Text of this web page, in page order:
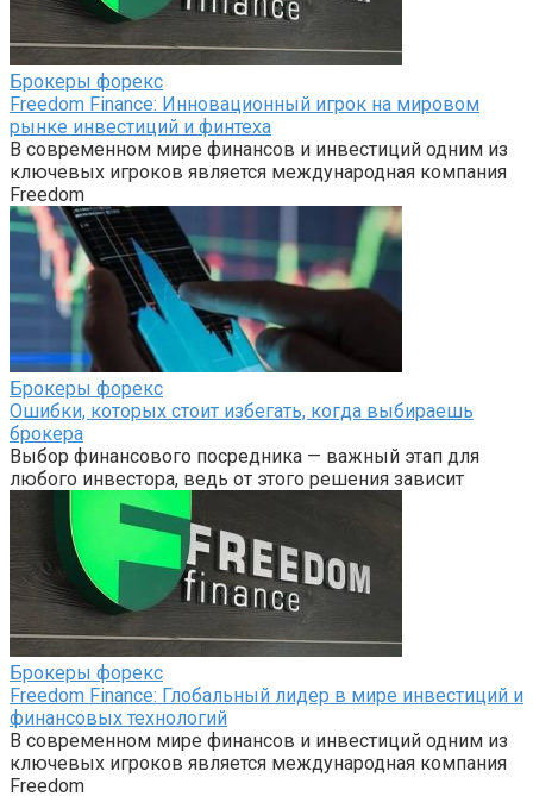
Брокеры форекс
Freedom Finance: Инновационный игрок на мировом
рынке инвестиций и финтеха
В современном мире финансов и инвестиций одним из
ключевых игроков является международная компания
Freedom
Брокеры форекс
Ошибки, которых стоит избегать, когда выбираешь
брокера
Выбор финансового посредника — важный этап для
любого инвестора, ведь от этого решения зависит
Брокеры форекс
Freedom Finance: Глобальный лидер в мире инвестиций и
финансовых технологий
В современном мире финансов и инвестиций одним из
ключевых игроков является международная компания
Freedom